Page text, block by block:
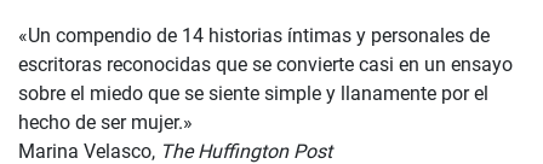
«Un compendio de 14 historias íntimas y personales de
escritoras reconocidas que se convierte casi en un ensayo
sobre el miedo que se siente simple y llanamente por el
hecho de ser mujer.»
Marina Velasco, The Huffington Post